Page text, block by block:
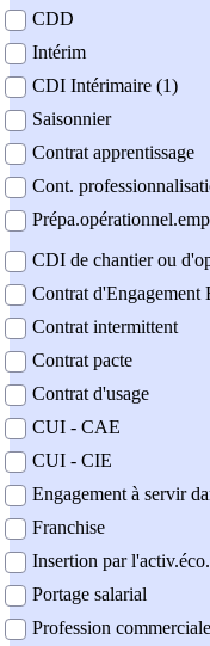
CDD
Intérim
CDI Intérimaire (1)
Saisonnier
Contrat apprentissage
Cont.
CDI de chantier ou
Contrat d'Engagement
Contrat intermittent
Contrat pacte
Contrat d'usage
CUI - CAE
CUI - CIE
Engagement à servir
Franchise
Insertion par l'activ.éco.
Portage salarial
Profession commerciale